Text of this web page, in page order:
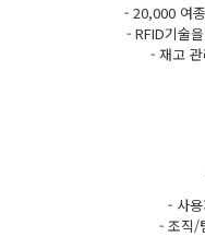
- 20,000 여
- RFID기술
- 재고
- 사
- 조직/